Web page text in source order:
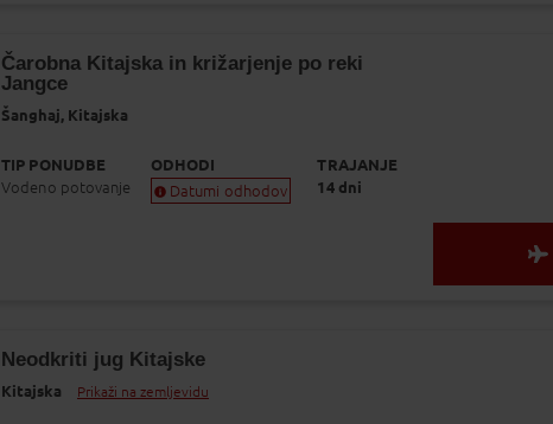
Čarobna Kitajska in križarjenje po reki
Jangce
Šanghaj, Kitajska
TIP PONUDBE
Vodeno potovanje
ODHODI
Datumi odhodov
TRAJANJE
14 dni
Neodkriti jug Kitajske
Kitajska Prikaži na zemljevidu